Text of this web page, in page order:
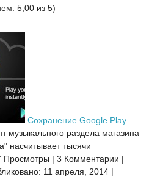
5,00 из 5)
Сохранение Google Play
музыкального раздела магазина
насчитывает тысячи
Просмотры | 3 Комментарии |
11 апреля, 2014 |